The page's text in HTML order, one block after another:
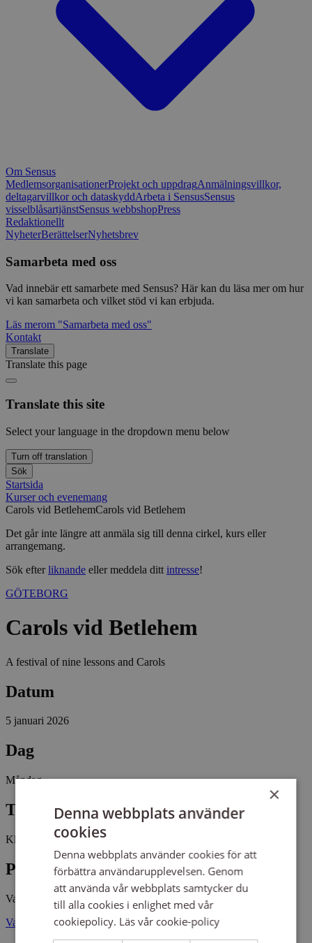
Om Sensus
MedlemsorganisationerProjekt och uppdragAnmälningsvillkor,
deltagarvillkor och dataskyddArbeta i SensusSensus
visselblåsartjänstSensus webbshopPress
Redaktionellt
NyheterBerättelserNyhetsbrev
Samarbeta med oss
Vad innebär ett samarbete med Sensus? Här kan du läsa mer om hur
vi kan samarbeta och vilket stöd vi kan erbjuda.
Läs merom "Samarbeta med oss"
Kontakt
Translate
Translate this page
Translate this site
Select your language in the dropdown menu below
Turn off translation
Sök
Startsida
Kurser och evenemang
Carols vid BetlehemCarols vid Betlehem
Det går inte längre att anmäla sig till denna cirkel, kurs eller
arrangemang.
Sök efterliknande eller meddela ditt intresse!
GÖTEBORG
Carols vid Betlehem
A festival of nine lessons and Carols
Datum
5 januari 2026
Dag
Måndag
Tid
Kl 18:00 - 19:00
Plats
Vasakyrkan
Vasa Kyrkoplan 5 41127 GÖTEBORG
×
Denna webbplats använder
cookies
Denna webbplats använder cookies för att
förbättra användarupplevelsen. Genom
att använda vår webbplats samtycker du
till alla cookies i enlighet med vår
cookiepolicy. Läs vår cookie-policy